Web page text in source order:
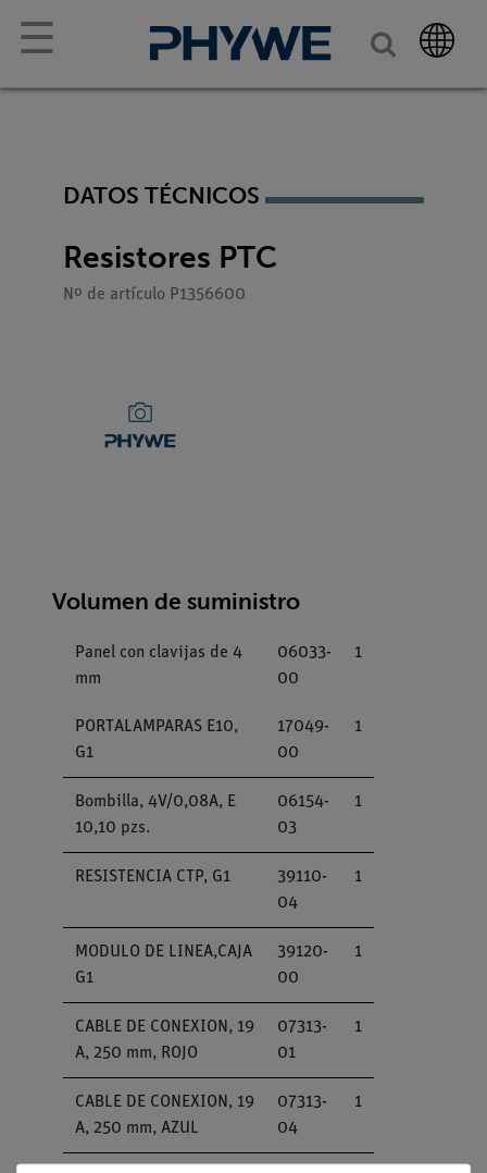
☰
DATOS TÉCNICOS
Resistores PTC
Nº de artículo P1356600
Volumen de suministro
Panel con clavijas de 4
mm
06033-
00
1
PORTALAMPARAS E10,
G1
17049-
00
1
Bombilla, 4V/0,08A, E
10,10 pzs.
06154-
03
1
RESISTENCIA CTP, G1
39110-
04
1
MODULO DE LINEA,CAJA
G1
39120-
00
1
CABLE DE CONEXION, 19
A, 250 mm, ROJO
07313-
01
1
CABLE DE CONEXION, 19
A, 250 mm, AZUL
07313-
04
1